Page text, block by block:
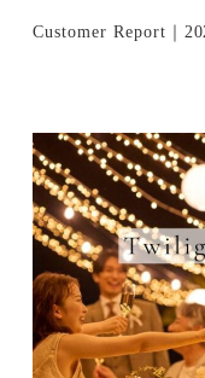
Customer Report｜